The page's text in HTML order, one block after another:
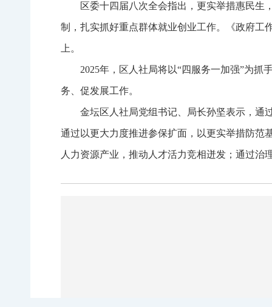
区委十四届八次全会指出，更实举措惠民生
制，扎实抓好重点群体就业创业工作。《政府工
上。
2025年，区人社局将以“四服务一加强”为
务、促发展工作。
金坛区人社局党组书记、局长孙坚表示，通
通过以更大力度推进参保扩面，以更实举措防范
人力资源产业，推动人才活力竞相迸发；通过